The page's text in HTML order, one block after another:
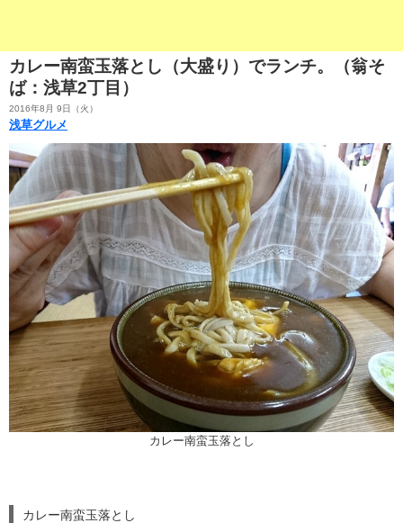
カレー南蛮玉落とし（大盛り）でランチ。（翁そ
ば：浅草2丁目）
2016年8月 9日（火）
浅草グルメ
カレー南蛮玉落とし
カレー南蛮玉落とし